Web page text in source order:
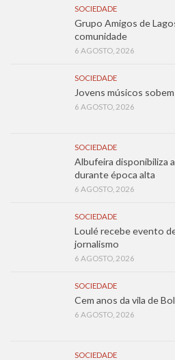
SOCIEDADE
Grupo Amigos de
comunidade
6 AGOSTO, 2026
SOCIEDADE
Jovens músicos
6 AGOSTO, 2026
SOCIEDADE
Albufeira disponibiliza
durante época alta
6 AGOSTO, 2026
SOCIEDADE
Loulé recebe evento
jornalismo
6 AGOSTO, 2026
SOCIEDADE
Cem anos da vila de
6 AGOSTO, 2026
SOCIEDADE